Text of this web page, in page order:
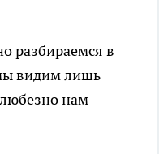
разбираемся в
видим лишь
нам